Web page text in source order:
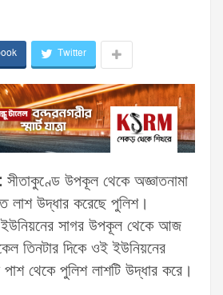
Twitter
সীতাকুণ্ডে উপকূল থেকে অজ্ঞাতনামা
উদ্ধার করেছে পুলিশ।
সাগর উপকূল থেকে আজ
তিনটার দিকে ওই ইউনিয়নের
পাশ থেকে পুলিশ লাশটি উদ্ধার করে।